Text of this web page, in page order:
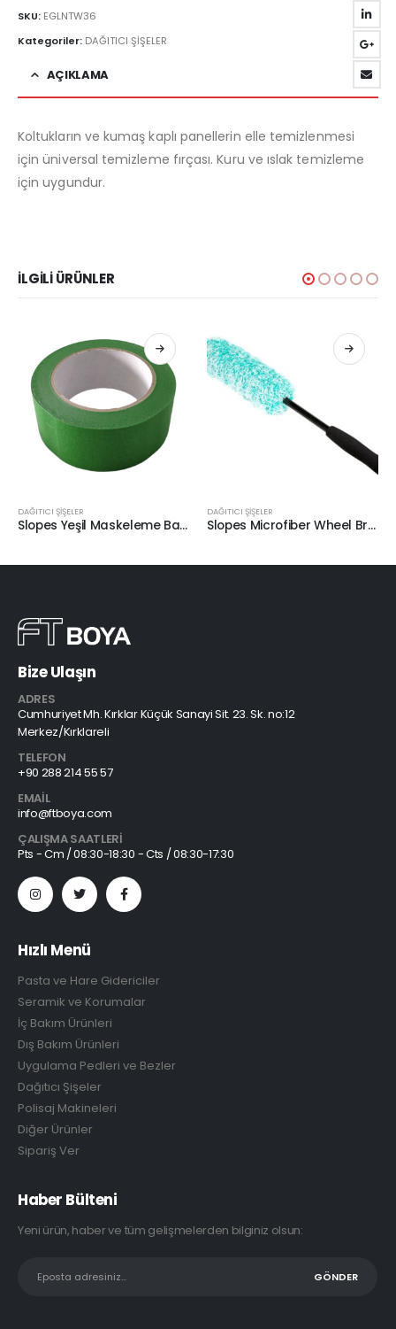
SKU: EGLNTW36
Kategoriler: DAĞITICI ŞİŞELER
AÇIKLAMA
Koltukların ve kumaş kaplı panellerin elle temizlenmesi
için üniversal temizleme fırçası. Kuru ve ıslak temizleme
için uygundur.
İLGILI ÜRÜNLER
DAĞITICI ŞİŞELER
Slopes Yeşil Maskeleme Bandı 45mmx50mt
DAĞITICI ŞİŞELER
Slopes Microfiber Wheel Brush Mikrofiber Jant Fırçası 48cm
Bize Ulaşın
ADRES
Cumhuriyet Mh. Kırklar Küçük Sanayi Sit. 23. Sk. no:12
Merkez/Kırklareli
TELEFON
+90 288 214 55 57
EMAIL
info@ftboya.com
ÇALIŞMA SAATLERI
Pts - Cm / 08:30-18:30 - Cts / 08:30-17:30
Hızlı Menü
Pasta ve Hare Gidericiler
Seramik ve Korumalar
İç Bakım Ürünleri
Dış Bakım Ürünleri
Uygulama Pedleri ve Bezler
Dağıtıcı Şişeler
Polisaj Makineleri
Diğer Ürünler
Sipariş Ver
Haber Bülteni
Yeni ürün, haber ve tüm gelişmelerden bilginiz olsun: